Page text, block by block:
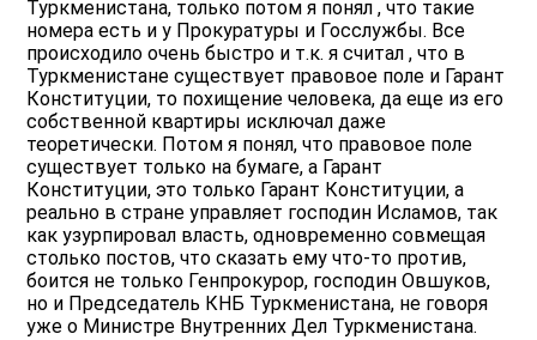
Туркменистана, только потом я понял , что такие
номера есть и у Прокуратуры и Госслужбы. Все
происходило очень быстро и т.к. я считал , что в
Туркменистане существует правовое поле и Гарант
Конституции, то похищение человека, да еще из его
собственной квартиры исключал даже
теоретически. Потом я понял, что правовое поле
существует только на бумаге, а Гарант
Конституции, это только Гарант Конституции, а
реально в стране управляет господин Исламов, так
как узурпировал власть, одновременно совмещая
столько постов, что сказать ему что-то против,
боится не только Генпрокурор, господин Овшуков,
но и Председатель КНБ Туркменистана, не говоря
уже о Министре Внутренних Дел Туркменистана.